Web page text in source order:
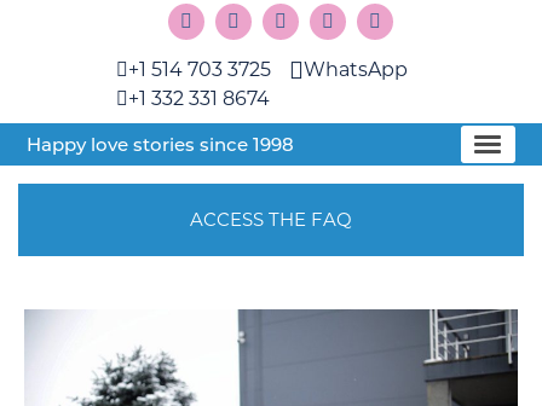
+1 514 703 3725
+1 332 331 8674
WhatsApp
Happy love stories since 1998
ACCESS THE FAQ